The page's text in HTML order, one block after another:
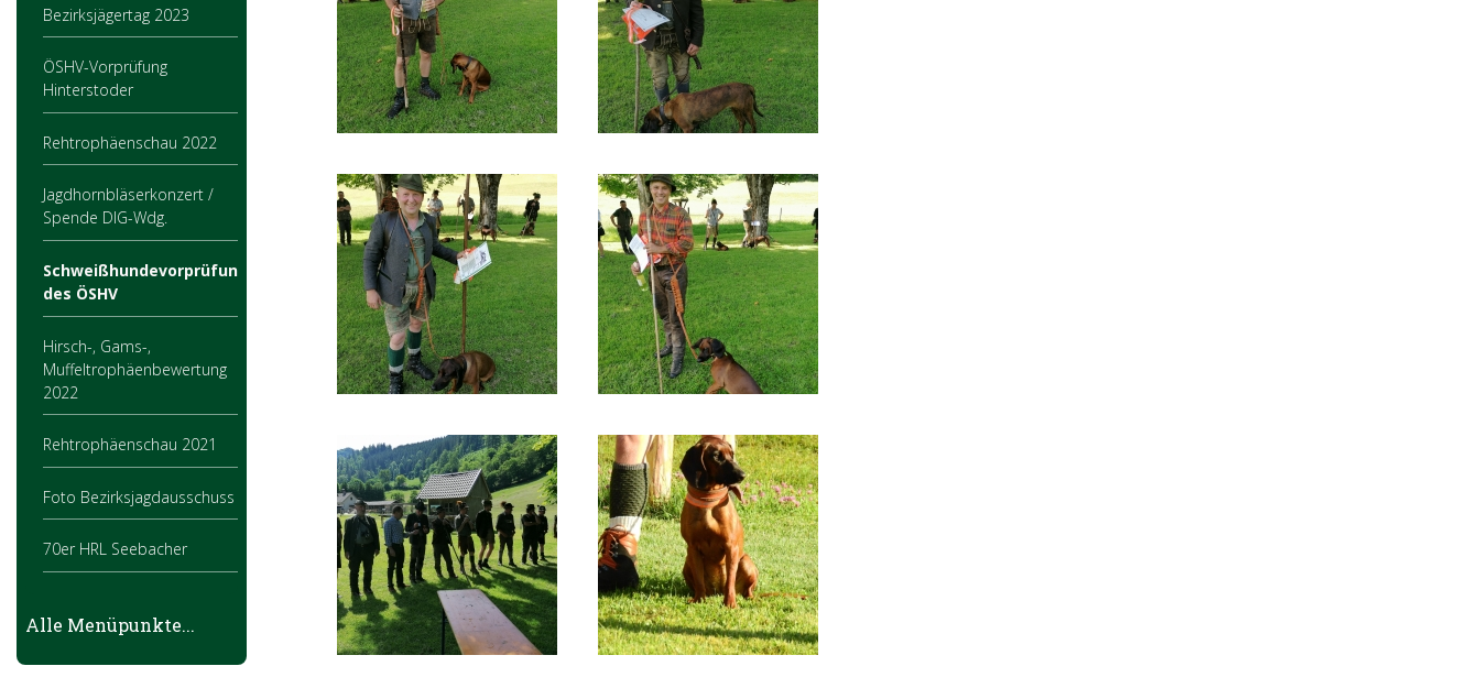
Bezirksjägertag 2023
ÖSHV-Vorprüfung
Hinterstoder
Rehtrophäenschau 2022
Jagdhornbläserkonzert /
Spende DIG-Wdg.
Schweißhundevorprüfung
des ÖSHV
Hirsch-, Gams-,
Muffeltrophäenbewertung
2022
Rehtrophäenschau 2021
Foto Bezirksjagdausschuss
70er HRL Seebacher
Gamstrophäenbewertung
Alle Menüpunkte...